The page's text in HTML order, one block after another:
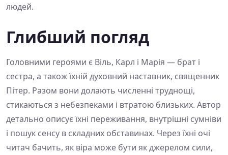
людей.
Глибший погляд
Головними героями є Віль, Карл і Марія — брат і
сестра, а також їхній духовний наставник, священник
Пітер. Разом вони долають численні труднощі,
стикаються з небезпеками і втратою близьких. Автор
детально описує їхні переживання, внутрішні сумніви
і пошук сенсу в складних обставинах. Через їхні очі
читач бачить, як віра може бути як джерелом сили,